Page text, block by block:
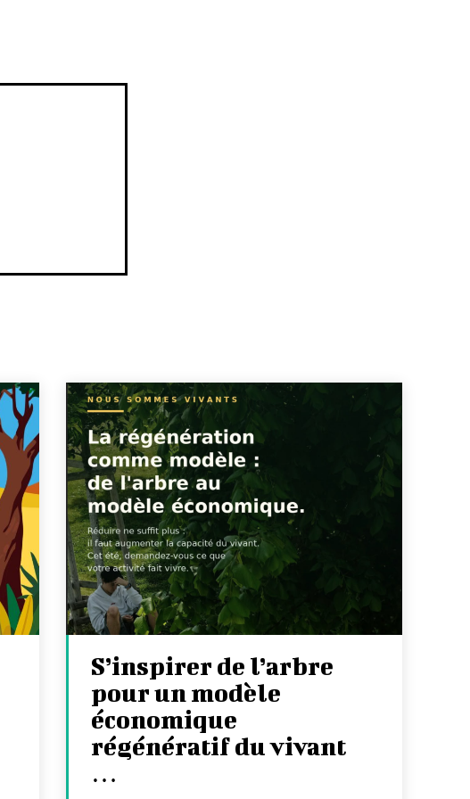
S’inspirer de l’arbre
pour un modèle
économique
régénératif du vivant
…